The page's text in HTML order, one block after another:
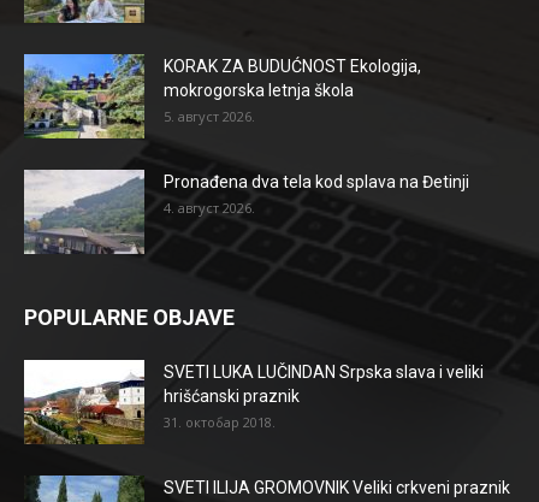
KORAK ZA BUDUĆNOST Ekologija,
mokrogorska letnja škola
5. август 2026.
Pronađena dva tela kod splava na Đetinji
4. август 2026.
POPULARNE OBJAVE
SVETI LUKA LUČINDAN Srpska slava i veliki
hrišćanski praznik
31. октобар 2018.
SVETI ILIJA GROMOVNIK Veliki crkveni praznik